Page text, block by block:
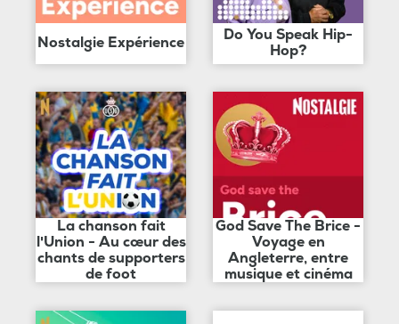
Nostalgie Expérience
Do You Speak Hip-
Hop?
La chanson fait
l'Union - Au cœur des
chants de supporters
de foot
God Save The Brice -
Voyage en
Angleterre, entre
musique et cinéma